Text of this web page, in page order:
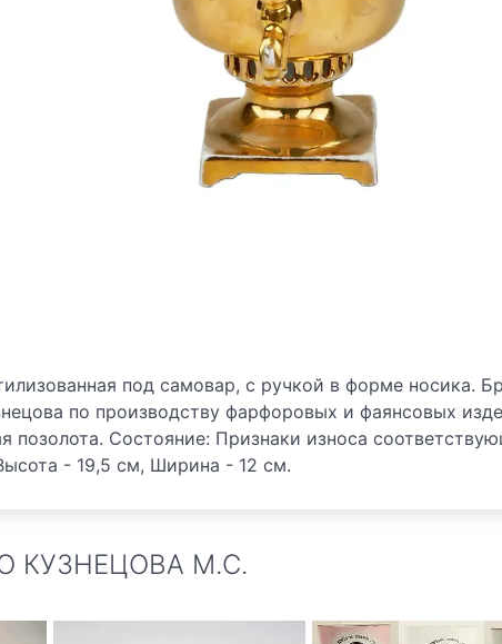
под самовар, с ручкой в форме носика.
по производству фарфоровых и фаянсовых
позолота. Состояние: Признаки износа
- 19,5 см, Ширина - 12 см.
КУЗНЕЦОВА М.С.